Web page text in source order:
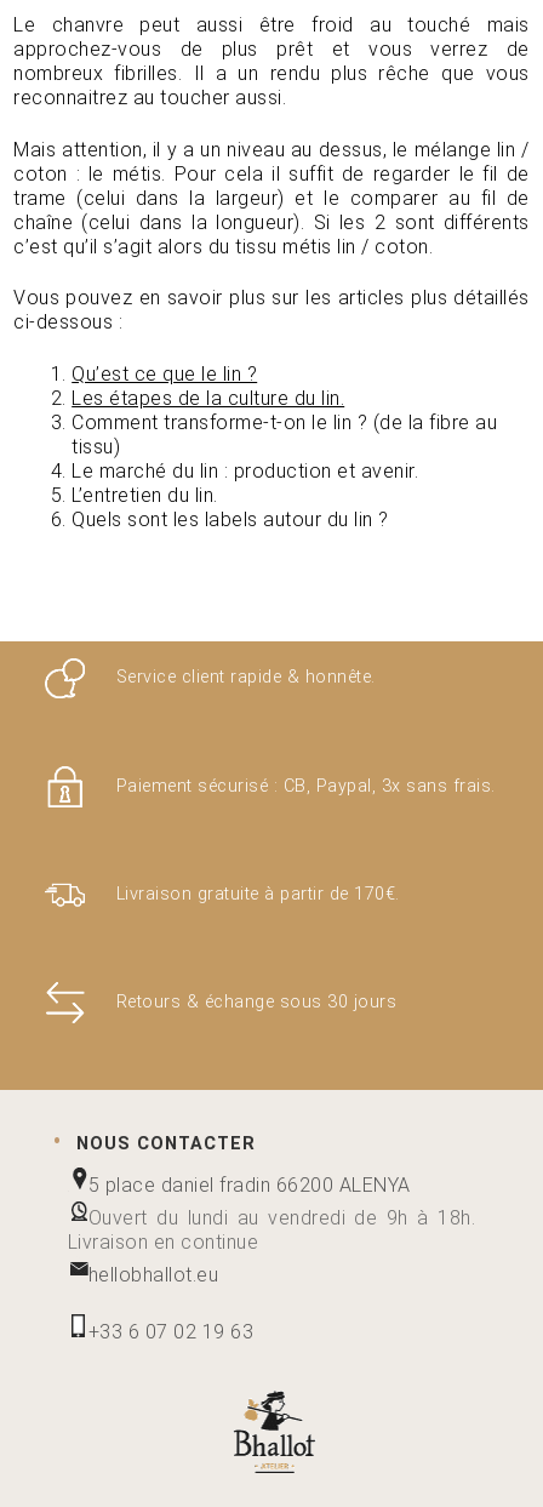
Le chanvre peut aussi être froid au touché mais
approchez-vous de plus prêt et vous verrez de
nombreux fibrilles. Il a un rendu plus rêche que vous
reconnaitrez au toucher aussi.
Mais attention, il y a un niveau au dessus, le mélange lin /
coton : le métis. Pour cela il suffit de regarder le fil de
trame (celui dans la largeur) et le comparer au fil de
chaîne (celui dans la longueur). Si les 2 sont différents
c’est qu’il s’agit alors du tissu métis lin / coton.
Vous pouvez en savoir plus sur les articles plus détaillés
ci-dessous :
Qu’est ce que le lin ?
Les étapes de la culture du lin.
Comment transforme-t-on le lin ? (de la fibre au
tissu)
Le marché du lin : production et avenir.
L’entretien du lin.
Quels sont les labels autour du lin ?
Service client rapide & honnête.
Paiement sécurisé : CB, Paypal, 3x sans frais.
Livraison gratuite à partir de 170€.
Retours & échange sous 30 jours
NOUS CONTACTER
5 place daniel fradin 66200 ALENYA
Ouvert du lundi au vendredi de 9h à 18h.
Livraison en continue
hellobhallot.eu
+33 6 07 02 19 63